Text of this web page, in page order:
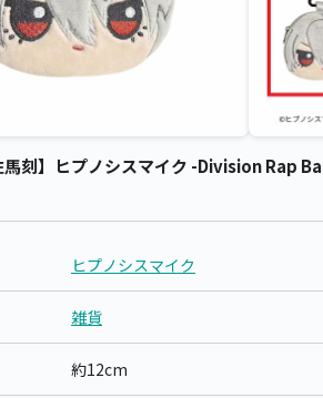
馬刻】ヒプノシスマイク -Division Rap
ヒプノシスマイク
雑貨
約12cm